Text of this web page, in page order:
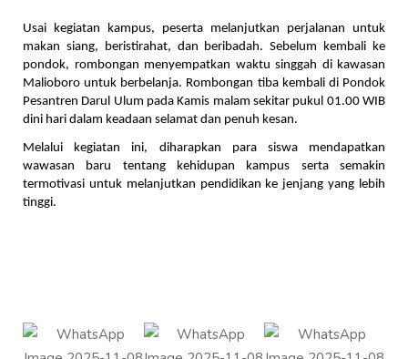
Usai kegiatan kampus, peserta melanjutkan perjalanan untuk
makan siang, beristirahat, dan beribadah. Sebelum kembali ke
pondok, rombongan menyempatkan waktu singgah di kawasan
Malioboro untuk berbelanja. Rombongan tiba kembali di Pondok
Pesantren Darul Ulum pada Kamis malam sekitar pukul 01.00 WIB
dini hari dalam keadaan selamat dan penuh kesan.
Melalui kegiatan ini, diharapkan para siswa mendapatkan
wawasan baru tentang kehidupan kampus serta semakin
termotivasi untuk melanjutkan pendidikan ke jenjang yang lebih
tinggi.